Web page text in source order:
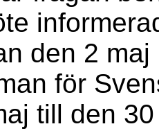
den 2
för
till den